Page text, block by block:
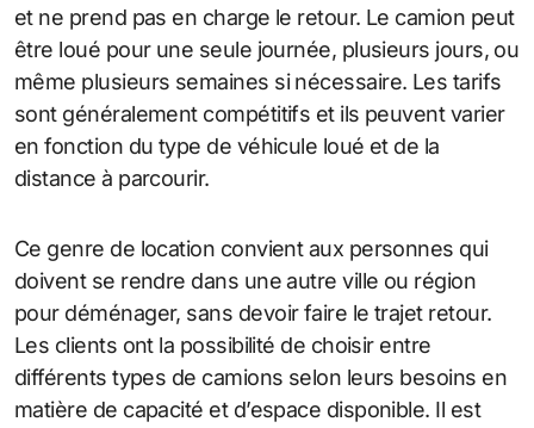
et ne prend pas en charge le retour. Le camion peut
être loué pour une seule journée, plusieurs jours, ou
même plusieurs semaines si nécessaire. Les tarifs
sont généralement compétitifs et ils peuvent varier
en fonction du type de véhicule loué et de la
distance à parcourir.
Ce genre de location convient aux personnes qui
doivent se rendre dans une autre ville ou région
pour déménager, sans devoir faire le trajet retour.
Les clients ont la possibilité de choisir entre
différents types de camions selon leurs besoins en
matière de capacité et d’espace disponible. Il est